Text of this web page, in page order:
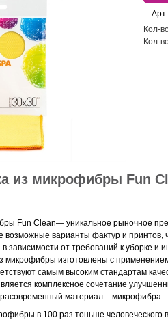
Арт.
Кол-
Кол-
из микрофибры Fun
Fun Clean— уникальное рыночное
возможные варианты фактур и принтов,
зависимости от требований к уборке и
микрофибры изготовлены с
самым высоким стандартам
комплексное сочетание
материал – микрофибра.
в 100 раз тоньше человеческого